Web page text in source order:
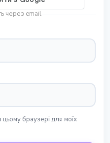
через email
браузері для моїх